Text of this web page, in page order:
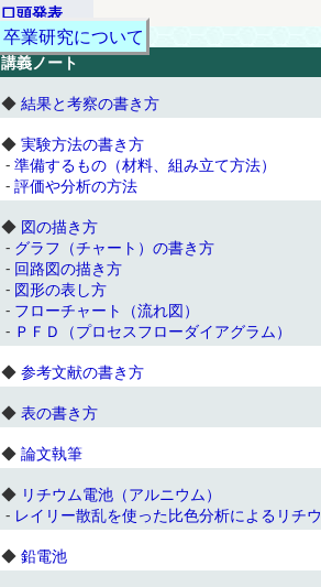
口頭発表
卒業研究について
講義ノート
◆ 結果と考察の書き方
◆ 実験方法の書き方
- 準備するもの（材料、組み立て方法）
- 評価や分析の方法
◆ 図の描き方
- グラフ（チャート）の書き方
- 回路図の描き方
- 図形の表し方
- フローチャート（流れ図）
- ＰＦＤ（プロセスフローダイアグラム）
◆ 参考文献の書き方
◆ 表の書き方
◆ 論文執筆
◆ リチウム電池（アルニウム）
- レイリー散乱を使った比色分析によるリチ
◆ 鉛電池